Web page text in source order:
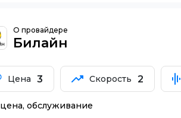
О провайдере
Билайн
Цена 3 Скорость 2
цена, обслуживание